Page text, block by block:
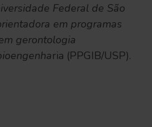
Federal de São
em programas
gerontologia
ria (PPGIB/USP).